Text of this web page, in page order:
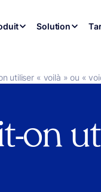
Solution
orthographe
utiliser « voilà » ou «
on